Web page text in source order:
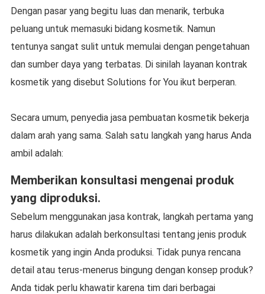
Dengan pasar yang begitu luas dan menarik, terbuka
peluang untuk memasuki bidang kosmetik. Namun
tentunya sangat sulit untuk memulai dengan pengetahuan
dan sumber daya yang terbatas. Di sinilah layanan kontrak
kosmetik yang disebut Solutions for You ikut berperan.
Secara umum, penyedia jasa pembuatan kosmetik bekerja
dalam arah yang sama. Salah satu langkah yang harus Anda
ambil adalah:
Memberikan konsultasi mengenai produk
yang diproduksi.
Sebelum menggunakan jasa kontrak, langkah pertama yang
harus dilakukan adalah berkonsultasi tentang jenis produk
kosmetik yang ingin Anda produksi. Tidak punya rencana
detail atau terus-menerus bingung dengan konsep produk?
Anda tidak perlu khawatir karena tim dari berbagai